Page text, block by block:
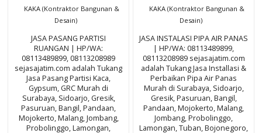
KAKA (Kontraktor Bangunan &
Desain)
JASA PASANG PARTISI
RUANGAN | HP/WA:
08113489899, 08113208989
sejasajatim.com adalah Tukang
Jasa Pasang Partisi Kaca,
Gypsum, GRC Murah di
Surabaya, Sidoarjo, Gresik,
Pasuruan, Bangil, Pandaan,
Mojokerto, Malang, Jombang,
Probolinggo, Lamongan,
KAKA (Kontraktor Bangunan &
Desain)
JASA INSTALASI PIPA AIR PANAS
| HP/WA: 08113489899,
08113208989 sejasajatim.com
adalah Tukang Jasa Installasi &
Perbaikan Pipa Air Panas
Murah di Surabaya, Sidoarjo,
Gresik, Pasuruan, Bangil,
Pandaan, Mojokerto, Malang,
Jombang, Probolinggo,
Lamongan, Tuban, Bojonegoro,